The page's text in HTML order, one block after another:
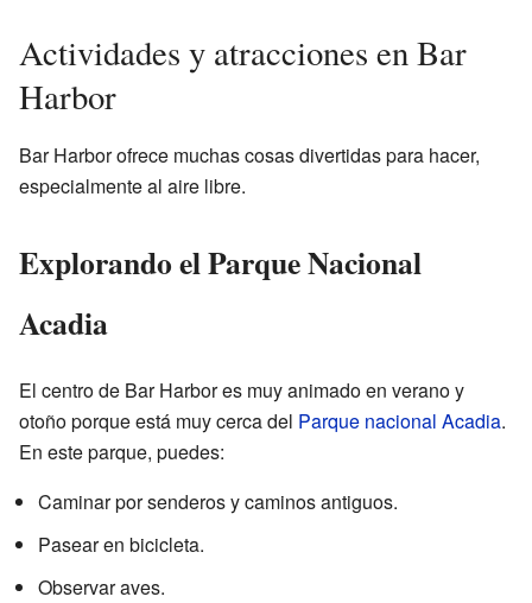
Actividades y atracciones en Bar
Harbor
Bar Harbor ofrece muchas cosas divertidas para hacer,
especialmente al aire libre.
Explorando el Parque Nacional
Acadia
El centro de Bar Harbor es muy animado en verano y
otoño porque está muy cerca del Parque nacional Acadia.
En este parque, puedes:
Caminar por senderos y caminos antiguos.
Pasear en bicicleta.
Observar aves.